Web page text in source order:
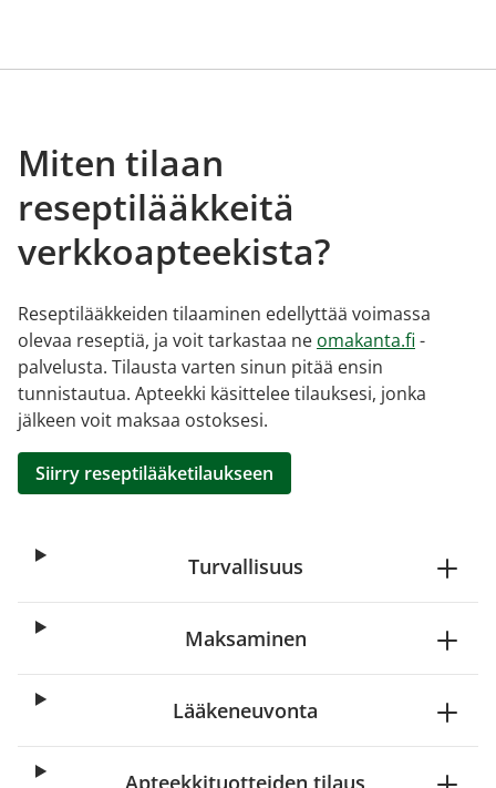
Miten tilaan
reseptilääkkeitä
verkkoapteekista?
Reseptilääkkeiden tilaaminen edellyttää voimassa
olevaa reseptiä, ja voit tarkastaa ne omakanta.fi -
palvelusta. Tilausta varten sinun pitää ensin
tunnistautua. Apteekki käsittelee tilauksesi, jonka
jälkeen voit maksaa ostoksesi.
Siirry reseptilääketilaukseen
Turvallisuus
Maksaminen
Lääkeneuvonta
Apteekkituotteiden tilaus